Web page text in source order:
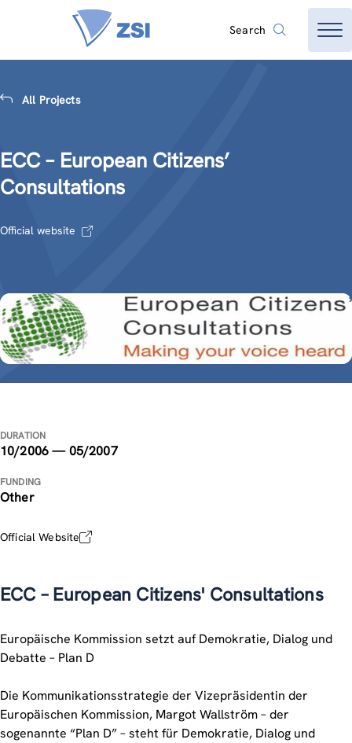
Search
All Projects
ECC – European Citizens’
Consultations
Official website
DURATION
10/2006 — 05/2007
FUNDING
Other
Official Website
ECC – European Citizens' Consultations
Europäische Kommission setzt auf Demokratie, Dialog und
Debatte – Plan D
Die Kommunikationsstrategie der Vizepräsidentin der
Europäischen Kommission, Margot Wallström – der
sogenannte “Plan D” – steht für Demokratie, Dialog und